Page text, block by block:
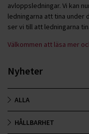
avloppsledningar. Vi kan
ledningarna att tina under
ser vi till att ledningarna
Välkommen att läsa mer
Nyheter
ALLA
HÅLLBARHET